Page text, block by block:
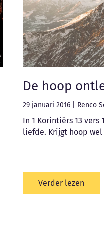
De hoop
29 januari 2016 Renco
In 1 Korintiërs 13 vers
liefde. Krijgt hoop
Verder lezen